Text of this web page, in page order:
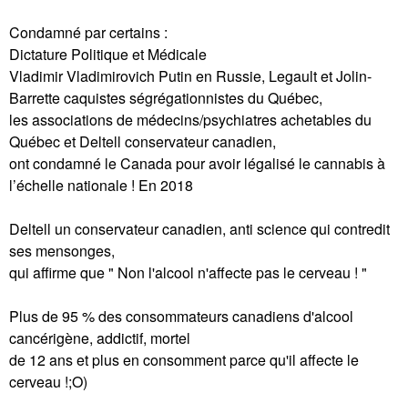
Condamné par certains :
Dictature Politique et Médicale
Vladimir Vladimirovich Putin en Russie, Legault et Jolin-
Barrette caquistes ségrégationnistes du Québec,
les associations de médecins/psychiatres achetables du
Québec et Deltell conservateur canadien,
ont condamné le Canada pour avoir légalisé le cannabis à
l’échelle nationale ! En 2018
Deltell un conservateur canadien, anti science qui contredit
ses mensonges,
qui affirme que " Non l'alcool n'affecte pas le cerveau ! "
Plus de 95 % des consommateurs canadiens d'alcool
cancérigène, addictif, mortel
de 12 ans et plus en consomment parce qu'il affecte le
cerveau !;O)